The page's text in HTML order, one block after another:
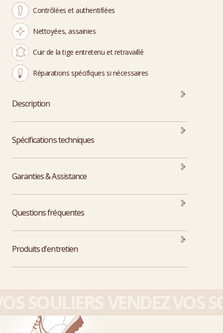
Contrôlées et authentifiées
Nettoyées, assainies
Cuir de la tige entretenu et retravaillé
Réparations spécifiques si nécessaires
Description
Spécifications techniques
Garanties & Assistance
Questions fréquentes
Produits d'entretien